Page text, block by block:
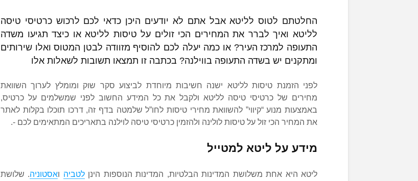
החלטתם לטוס לליטא אבל אתם לא יודעים היכן כדאי לכם לרכוש כרטיסי טיסה
לליטא ואיך לברר את המחירים הכי זולים על טיסות לליטא או כיצד תגיעו משדה
התעופה למרכז העיר? או כמה יעלה לכם להוסיף מזוודה לבטן המטוס ואלו שירותים
ומתקנים יש בשדה התעופה בווילנה? בכתבה זו תמצאו תשובות לשאלות אלו
לפני הזמנת טיסות לליטא ישנה חשיבות מיוחדת לביצוע סקר שוק ומומלץ לערוך השוואת
מחירים של כרטיסי טיסה לליטא ולקבל את כל המידע החשוב לפני שמשלמים על כרטיס,
באמצעות מנוע “קיווי” להשוואת מחירי טיסות לחו”ל שלמטה בדף זה, דרכו תוכלו בקלות לאתר
את המחיר הכי זול על טיסות לולינה ולהזמין כרטיסי טיסה לוילנה בתאריכים המתאימים לכם -.
מידע על ליטא למטייל
ליטא היא אחת משלושת המדינות הבלטיות, המדינות הנוספות הינןלטביה ואסטוניה. שלושת